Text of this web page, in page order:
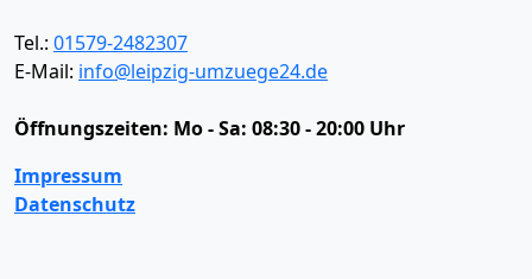
Tel.: 01579-2482307
E-Mail: info@leipzig-umzuege24.de
Öffnungszeiten: Mo - Sa: 08:30 - 20:00 Uhr
Impressum
Datenschutz